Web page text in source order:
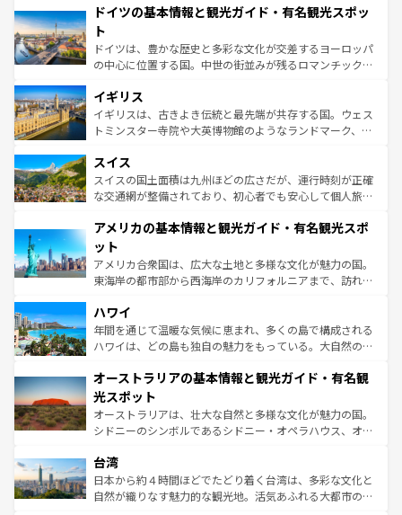
せる。地方によって風土や気候が異なるスペインはその個
ンテンツ一覧 を参照してほしい。
で、幅広い魅力が詰まっている。華麗な宮殿、歴史的な大
聖堂、美しいビーチ、そして豊かな自然が、訪れる者を心
から魅了する。また、フランスは美食の国としても知ら
れ、フランス料理はユネスコ無形文化遺産にも登録されて
香り高いラベンダー畑など、多彩な楽しみ方が可能だ。さ
らに、パリ以外の地域にも魅力が溢れており、どの街角に
も豊かな歴史と文化が息づいている。パリ以外の個性あふ
を参照してほしい。
ドイツの基本情報と観光ガイド・有名観光スポッ
ト
ドイツは、豊かな歴史と多彩な文化が交差するヨーロッパ
の中心に位置する国。中世の街並みが残るロマンチック街
顔を持つこの国は、どこを歩いても飽きることがない。ベ
ルリンの文化的活気、バイエルン州のアルプスの絶景、そ
してライン川沿いのワイン畑といった風景は必見。ビール
は、お酒好きな人にはぜひ体験してほしい。 なお、新着の
ドイツ情報はコンテンツ一覧を参照してほしい。
イギリス
イギリスは、古きよき伝統と最先端が共存する国。ウェス
トミンスター寺院や大英博物館のようなランドマーク、歴
リアごとに異なる魅力がある。また、優雅なアフタヌーン
ティー、ビール好きにはたまらない英国パブ、サッカー観
戦など、本場だからこそできる体験も豊富。イギリスを旅
ンツ一覧を参照してほしい。
スイス
スイスの国土面積は九州ほどの広さだが、運行時刻が正確
な交通網が整備されており、初心者でも安心して個人旅行
の建物がそのまま残る町や、スイスならではのユニークな
博物館もあり、アルプス観光だけでなく町歩きも満喫する
ことができる。国民の所得が高いため物価も高いが、旅行
者向けの交通パス提供のサービスもあり、うまく活用すれ
着のスイス情報は
アメリカの基本情報と観光ガイド・有名観光スポ
ット
アメリカ合衆国は、広大な土地と多様な文化が魅力の国。
東海岸の都市部から西海岸のカリフォルニアまで、訪れる
のような巨大都市は、観光、ショッピング、エンターテイ
ンメントが詰まった刺激的なスポットだ。一方、アメリカ
西部には大自然が広がり、グランドキャニオンやイエロー
部のニューオーリンズでは、音楽と美食が融合した独特の
文化が魅力。旅行者はアメリカの各地域で異なる魅力を楽
しみながら、その多様性と豊かな歴史を感じることができ
るだろう。車でのロードトリップや列車の旅も、アメリカ
情報は
ハワイ
年間を通じて温暖な気候に恵まれ、多くの島で構成される
ハワイは、どの島も独自の魅力をもっている。大自然の神
ワイ島は見逃せない。また、定番の観光地といえばオアフ
島だが、静かな自然を求めるならマウイ島やカウアイ島が
おすすめ。エメラルドグリーンに輝く海をはじめ、豊かな
文化や歴史が息づいている。「アロハスピリット」と呼ば
人々、おいしいローカルフードやハワイアンミュージッ
ク、伝統的なフラダンスなど、すべてがハワイの魅力を彩
っている。訪れるたびに新しい発見と感動が待っているハ
オーストラリアの基本情報と観光ガイド・有名観
光スポット
オーストラリアは、壮大な自然と多様な文化が魅力の国。
シドニーのシンボルであるシドニー・オペラハウス、オー
リアリーフや大陸中央部にそびえるウルル（エアーズロッ
ク）、タスマニアの美しい原生林やケアンズの熱帯雨林な
ど、見どころがたくさん。また、カフェやワイン、オージ
台湾
日本から約４時間ほどでたどり着く台湾は、多彩な文化と
自然が織りなす魅力的な観光地。活気あふれる大都市の台